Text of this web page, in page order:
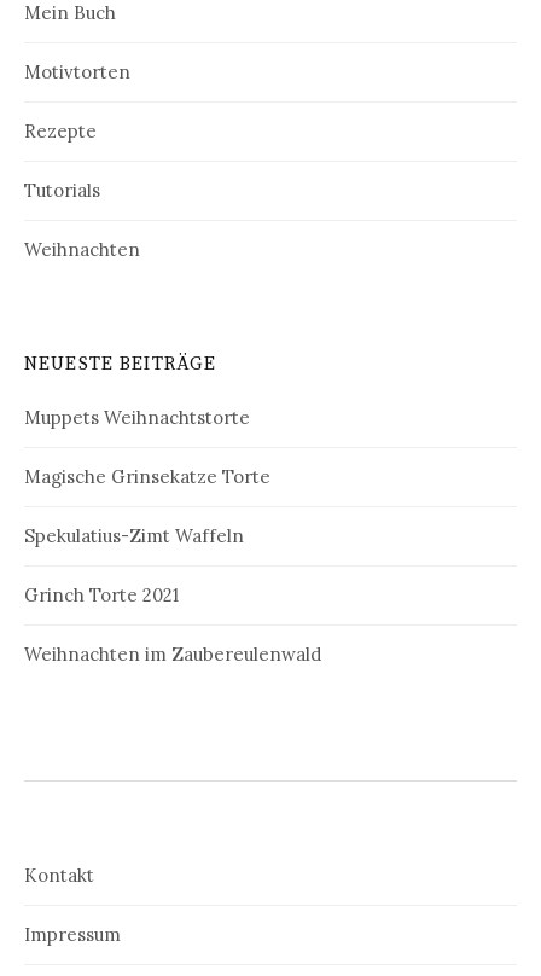
Mein Buch
Motivtorten
Rezepte
Tutorials
Weihnachten
NEUESTE BEITRÄGE
Muppets Weihnachtstorte
Magische Grinsekatze Torte
Spekulatius-Zimt Waffeln
Grinch Torte 2021
Weihnachten im Zaubereulenwald
Kontakt
Impressum